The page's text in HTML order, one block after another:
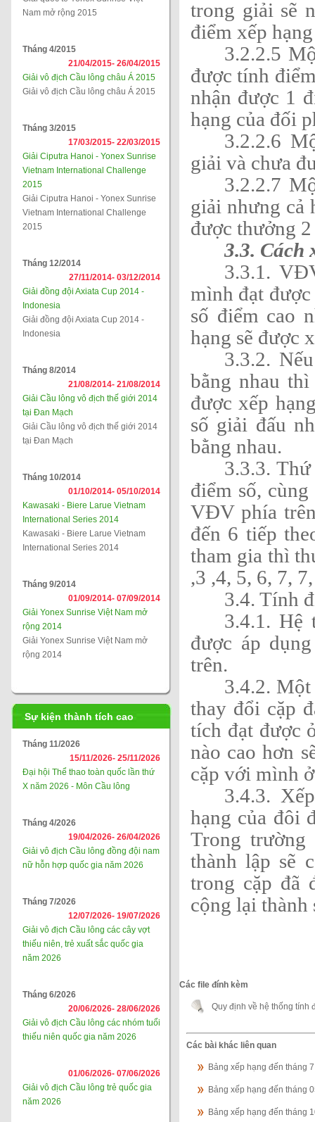
Nam mở rộng 2015
Tháng 4/2015
21/04/2015- 26/04/2015
Giải vô địch Cầu lông châu Á 2015
Giải vô địch Cầu lông châu Á 2015
Tháng 3/2015
17/03/2015- 22/03/2015
Giải Ciputra Hanoi - Yonex Sunrise
Vietnam International Challenge
2015
Giải Ciputra Hanoi - Yonex Sunrise
Vietnam International Challenge
2015
Tháng 12/2014
27/11/2014- 03/12/2014
Giải đồng đội Axiata Cup 2014 -
Indonesia
Giải đồng đội Axiata Cup 2014 -
Indonesia
Tháng 8/2014
21/08/2014- 21/08/2014
Giải Cầu lông vô địch thế giới 2014
tại Đan Mạch
Giải Cầu lông vô địch thế giới 2014
tại Đan Mạch
Tháng 10/2014
01/10/2014- 05/10/2014
Kawasaki - Biere Larue Vietnam
International Series 2014
Kawasaki - Biere Larue Vietnam
International Series 2014
Tháng 9/2014
01/09/2014- 07/09/2014
Giải Yonex Sunrise Việt Nam mở
rộng 2014
Giải Yonex Sunrise Việt Nam mở
rộng 2014
Sự kiện thành tích cao
Tháng 11/2026
15/11/2026- 25/11/2026
Đại hội Thể thao toàn quốc lần thứ
X năm 2026 - Môn Cầu lông
Tháng 4/2026
19/04/2026- 26/04/2026
Giải vô địch Cầu lông đồng đội nam
nữ hỗn hợp quốc gia năm 2026
Tháng 7/2026
12/07/2026- 19/07/2026
Giải vô địch Cầu lông các cây vợt
thiếu niên, trẻ xuất sắc quốc gia
năm 2026
Tháng 6/2026
20/06/2026- 28/06/2026
Giải vô địch Cầu lông các nhóm tuổi
thiếu niên quốc gia năm 2026
01/06/2026- 07/06/2026
Giải vô địch Cầu lông trẻ quốc gia
năm 2026
trong giải sẽ
điểm xếp
3.2.2.5
được tính
nhận được 1
hạng của đối
3.2.2.6
giải và chưa
3.2.2.7
giải nhưng cả
được thưởng
3.3. Cách
3.3.1.
mình đạt
số điểm cao
hạng sẽ được
3.3.2.
bằng nhau
được xếp
số giải đấu
bằng nhau.
3.3.3.
điểm số,
VĐV phía
đến 6 tiếp
tham gia thì
,3 ,4, 5, 6, 7,
3.4. Tính
3.4.1. Hệ
được áp
trên.
3.4.2.
thay đổi cặp
tích đạt được
nào cao hơn
cặp với mình
3.4.3.
hạng của đôi
Trong
thành lập sẽ
trong cặp đã
cộng lại thành
Các file đính kèm
Quy định về hệ thống tính
Các bài khác liên quan
Bảng xếp hạng đến tháng
Bảng xếp hạng đến tháng
Bảng xếp hạng đến tháng